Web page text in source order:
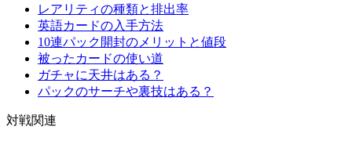
レアリティの種類と排出率
英語カードの入手方法
10連パック開封のメリットと値段
被ったカードの使い道
ガチャに天井はある？
パックのサーチや裏技はある？
対戦関連